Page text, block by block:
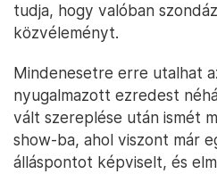
tudja, hogy valóban
közvéleményt.
Mindenesetre erre utalhat
nyugalmazott ezredest
vált szereplése után ismét
show-ba, ahol viszont már
álláspontot képviselt, és